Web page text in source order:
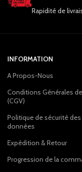
Rapidité de
INFORMATION
A Propos-Nous
Conditions Générales
(CGV)
Politique de sécurité des
données
Expédition & Retour
Progression de la